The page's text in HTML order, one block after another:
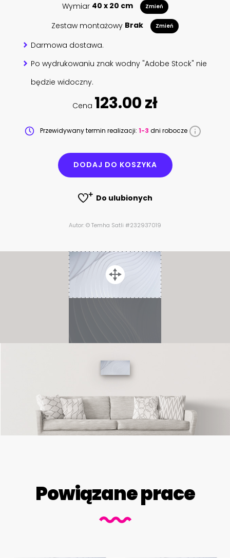
Wymiar 40 x 20 cm Zmień
Zestaw montażowy Brak Zmień
Darmowa dostawa.
Po wydrukowaniu znak wodny "Adobe Stock" nie
będzie widoczny.
Cena 123.00 zł
Przewidywany termin realizacji: 1-3 dni robocze
DODAJ DO KOSZYKA
Do ulubionych
Autor: © Temha Satli #232937019
Powiązane prace